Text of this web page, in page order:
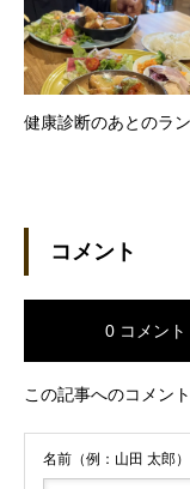
健康診断のあとのラ
コメント
0 コメント
この記事へのコメン
名前（例：山田 太郎）